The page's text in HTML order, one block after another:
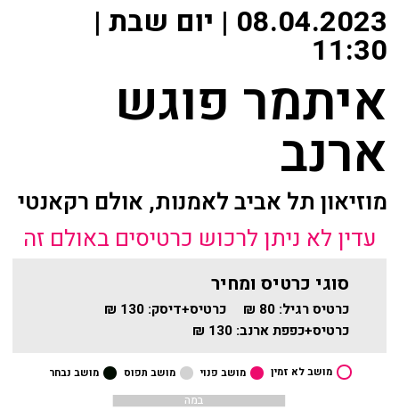
מאחורי הקולות
הקסם מאחורי הקולות
לוח מופעים
החשבון שלי
תקנון האתר
שידור ישיר
VOD
צור קשר
אודות
מאחורי הקולות
הקסם מאחורי הקולות
האולם המקוון
08.04.2023 | יום שבת |
11:30
איתמר פוגש
ארנב
מוזיאון תל אביב לאמנות, אולם רקאנטי
עדין לא ניתן לרכוש כרטיסים באולם זה
סוגי כרטיס ומחיר
כרטיס רגיל:80 ₪ כרטיס+דיסק: 130 ₪
כרטיס+כפפת ארנב:130 ₪
מושב לא זמין מושב פנוי מושב תפוס מושב נבחר
במה